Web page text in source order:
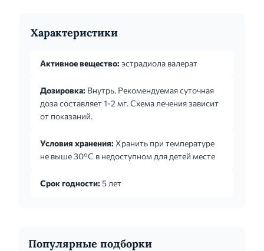
Характеристики
Активное вещество: эстрадиола валерат
Дозировка: Внутрь. Рекомендуемая суточная
доза составляет 1-2 мг. Схема лечения зависит
от показаний.
Условия хранения: Хранить при температуре
не выше 30°C в недоступном для детей месте
Срок годности: 5 лет
Популярные подборки